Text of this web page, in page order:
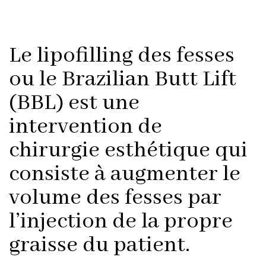
Le lipofilling des fesses
ou le Brazilian Butt Lift
(BBL) est une
intervention de
chirurgie esthétique qui
consiste à augmenter le
volume des fesses par
l’injection de la propre
graisse du patient.